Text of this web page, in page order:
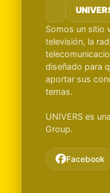
Somos un sitio
televisión, la
diseñado para
aportar sus
temas.
UNIVERS es
Group.
Facebook